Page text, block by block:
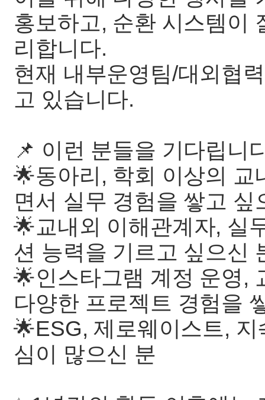
홍보하고, 순환 시스템이
리합니다.
현재 내부운영팀/대외협
고 있습니다.
📌 이런 분들을 기다립니
🌟동아리, 학회 이상의
면서 실무 경험을 쌓고 싶
🌟교내외 이해관계자, 실
션 능력을 기르고 싶으신
🌟인스타그램 계정 운영,
다양한 프로젝트 경험을
🌟ESG, 제로웨이스트,
심이 많으신 분